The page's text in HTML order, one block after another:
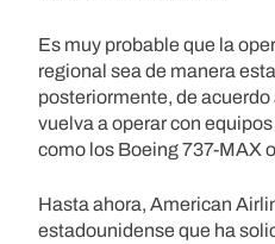
Es muy probable que la
regional sea de manera
posteriormente, de
vuelva a operar con
como los Boeing 737-MAX
Hasta ahora, American
estadounidense que ha